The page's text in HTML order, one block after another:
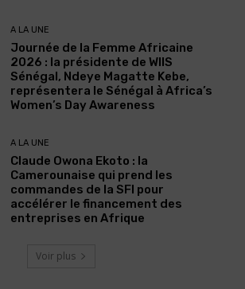
A LA UNE
Journée de la Femme Africaine
2026 : la présidente de WIIS
Sénégal, Ndeye Magatte Kebe,
représentera le Sénégal à Africa’s
Women’s Day Awareness
A LA UNE
Claude Owona Ekoto : la
Camerounaise qui prend les
commandes de la SFI pour
accélérer le financement des
entreprises en Afrique
Voir plus